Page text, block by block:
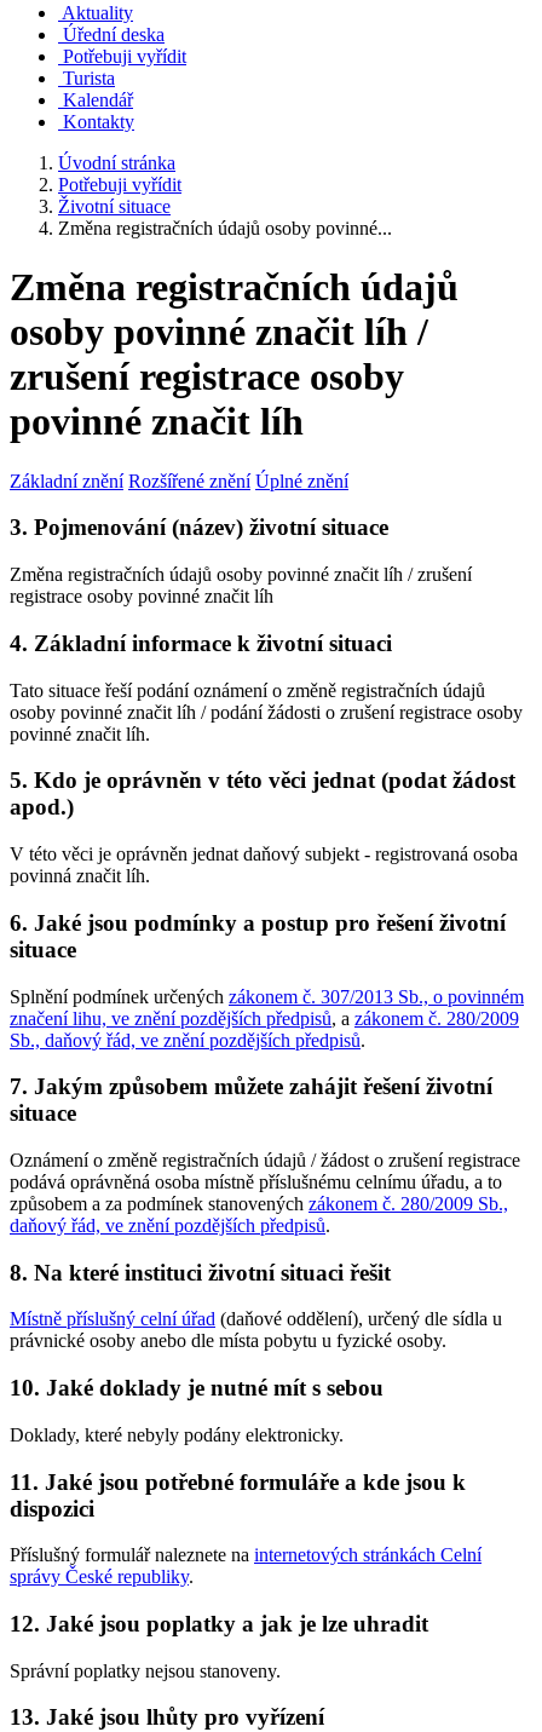
Aktuality
Úřední deska
Potřebuji vyřídit
Turista
Kalendář
Kontakty
Úvodní stránka
Potřebuji vyřídit
Životní situace
Změna registračních údajů osoby povinné...
Změna registračních údajů
osoby povinné značit líh /
zrušení registrace osoby
povinné značit líh
Základní znění Rozšířené znění Úplné znění
3. Pojmenování (název) životní situace
Změna registračních údajů osoby povinné značit líh / zrušení
registrace osoby povinné značit líh
4. Základní informace k životní situaci
Tato situace řeší podání oznámení o změně registračních údajů
osoby povinné značit líh / podání žádosti o zrušení registrace osoby
povinné značit líh.
5. Kdo je oprávněn v této věci jednat (podat žádost
apod.)
V této věci je oprávněn jednat daňový subjekt - registrovaná osoba
povinná značit líh.
6. Jaké jsou podmínky a postup pro řešení životní
situace
Splnění podmínek určených zákonem č. 307/2013 Sb., o povinném
značení lihu, ve znění pozdějších předpisů, a zákonem č. 280/2009
Sb., daňový řád, ve znění pozdějších předpisů.
7. Jakým způsobem můžete zahájit řešení životní
situace
Oznámení o změně registračních údajů / žádost o zrušení registrace
podává oprávněná osoba místně příslušnému celnímu úřadu, a to
způsobem a za podmínek stanovených zákonem č. 280/2009 Sb.,
daňový řád, ve znění pozdějších předpisů.
8. Na které instituci životní situaci řešit
Místně příslušný celní úřad (daňové oddělení), určený dle sídla u
právnické osoby anebo dle místa pobytu u fyzické osoby.
10. Jaké doklady je nutné mít s sebou
Doklady, které nebyly podány elektronicky.
11. Jaké jsou potřebné formuláře a kde jsou k
dispozici
Příslušný formulář naleznete na internetových stránkách Celní
správy České republiky.
12. Jaké jsou poplatky a jak je lze uhradit
Správní poplatky nejsou stanoveny.
13. Jaké jsou lhůty pro vyřízení